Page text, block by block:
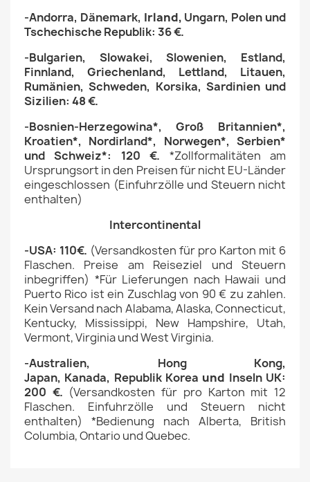
-Andorra, Dänemark, Irland, Ungarn, Polen und
Tschechische Republik: 36 €.
-Bulgarien, Slowakei, Slowenien, Estland,
Finnland, Griechenland, Lettland, Litauen,
Rumänien, Schweden, Korsika, Sardinien und
Sizilien: 48 €.
-Bosnien-Herzegowina*, Groß Britannien*,
Kroatien*, Nordirland*, Norwegen*, Serbien*
und Schweiz*: 120 €. *Zollformalitäten am
Ursprungsort in den Preisen für nicht EU-Länder
eingeschlossen (Einfuhrzölle und Steuern nicht
enthalten)
Intercontinental
-USA: 110€. (Versandkosten für pro Karton mit 6
Flaschen. Preise am Reiseziel und Steuern
inbegriffen) *Für Lieferungen nach Hawaii und
Puerto Rico ist ein Zuschlag von 90 € zu zahlen.
Kein Versand nach Alabama, Alaska, Connecticut,
Kentucky, Mississippi, New Hampshire, Utah,
Vermont, Virginia und West Virginia.
-Australien, Hong Kong,
Japan, Kanada, Republik Korea und Inseln UK:
200 €. (Versandkosten für pro Karton mit 12
Flaschen. Einfuhrzölle und Steuern nicht
enthalten)
*Bedienung nach Alberta, British
Columbia, Ontario und Quebec.